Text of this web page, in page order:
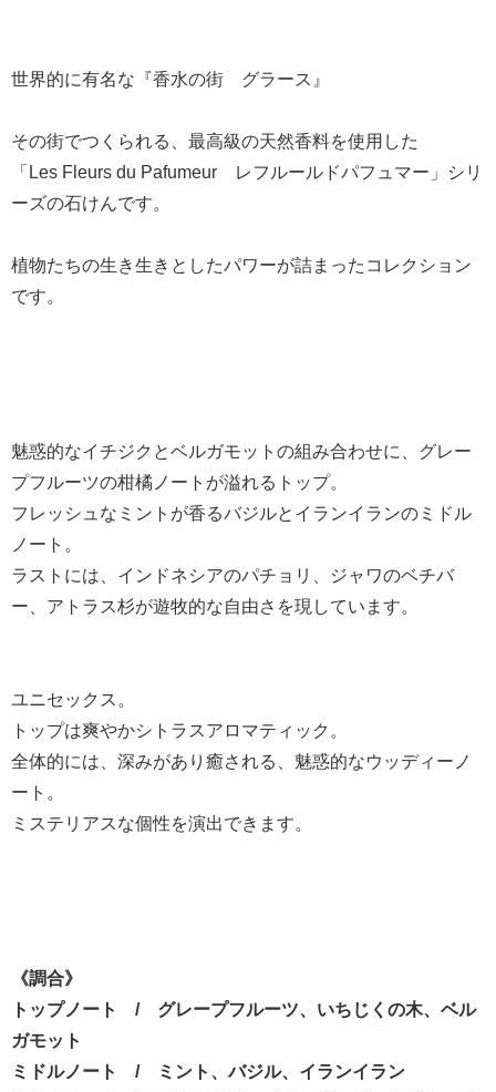
世界的に有名な『香水の街 グラース』
その街でつくられる、最高級の天然香料を使用した
「Les Fleurs du Pafumeur レフルールドパフュマー」シリ
ーズの石けんです。
植物たちの生き生きとしたパワーが詰まったコレクション
です。
魅惑的なイチジクとベルガモットの組み合わせに、グレー
プフルーツの柑橘ノートが溢れるトップ。
フレッシュなミントが香るバジルとイランイランのミドル
ノート。
ラストには、インドネシアのパチョリ、ジャワのベチバ
ー、アトラス杉が遊牧的な自由さを現しています。
ユニセックス。
トップは爽やかシトラスアロマティック。
全体的には、深みがあり癒される、魅惑的なウッディーノ
ート。
ミステリアスな個性を演出できます。
《調合》
トップノート / グレープフルーツ、いちじくの木、ベル
ガモット
ミドルノート / ミント、バジル、イランイラン